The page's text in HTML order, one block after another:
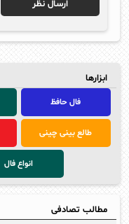
ابزارها
فال حافظ
طالع بینی چینی
انواع فال
مطالب تصادفی